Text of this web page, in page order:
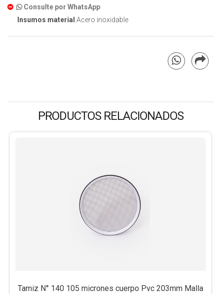
Consulte por WhatsApp
Insumos material :Acero inoxidable
PRODUCTOS RELACIONADOS
Tamiz N° 140 105 micrones cuerpo Pvc 203mm Malla